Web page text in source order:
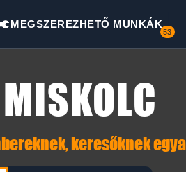
MEGSZEREZHETŐ MUNKÁK
53
keresőknek